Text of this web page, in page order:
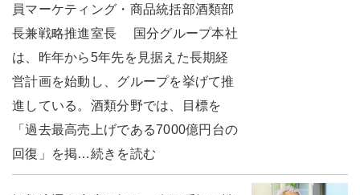
員マーケティング・商品統括部酒類部
長兼戦略推進室長 国分グループ本社
は、昨年から5年先を見据えた長期経
営計画を始動し、グループを挙げて推
進している。酒類分野では、目標を
「過去最高売上げである7000億円台の
回復」を掲…続きを読む